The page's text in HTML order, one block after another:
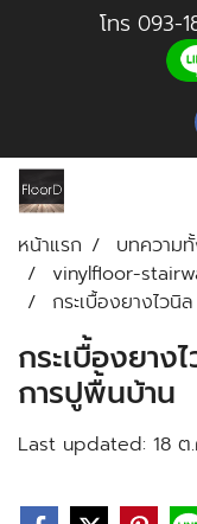
โทร 093-
หน้าแรก
บทความ
vinylfloor-
กระเบื้องยางไว
กระเบื้องยา
การปูพื้นบ้าน
Last updated: 18 ต